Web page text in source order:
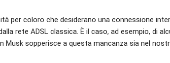
per coloro che desiderano una connessione
rete ADSL classica. È il caso, ad esempio, di
Musk sopperisce a questa mancanza sia nel